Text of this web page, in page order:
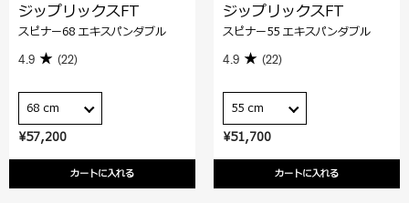
¥57,200
カートに入れる
ジップリックスFT
スピナー68 エキスパンダブル
4.9 (22)
68 cm
¥51,700
カートに入れる
ジップリックスFT
スピナー55 エキスパンダブル
4.9 (22)
55 cm